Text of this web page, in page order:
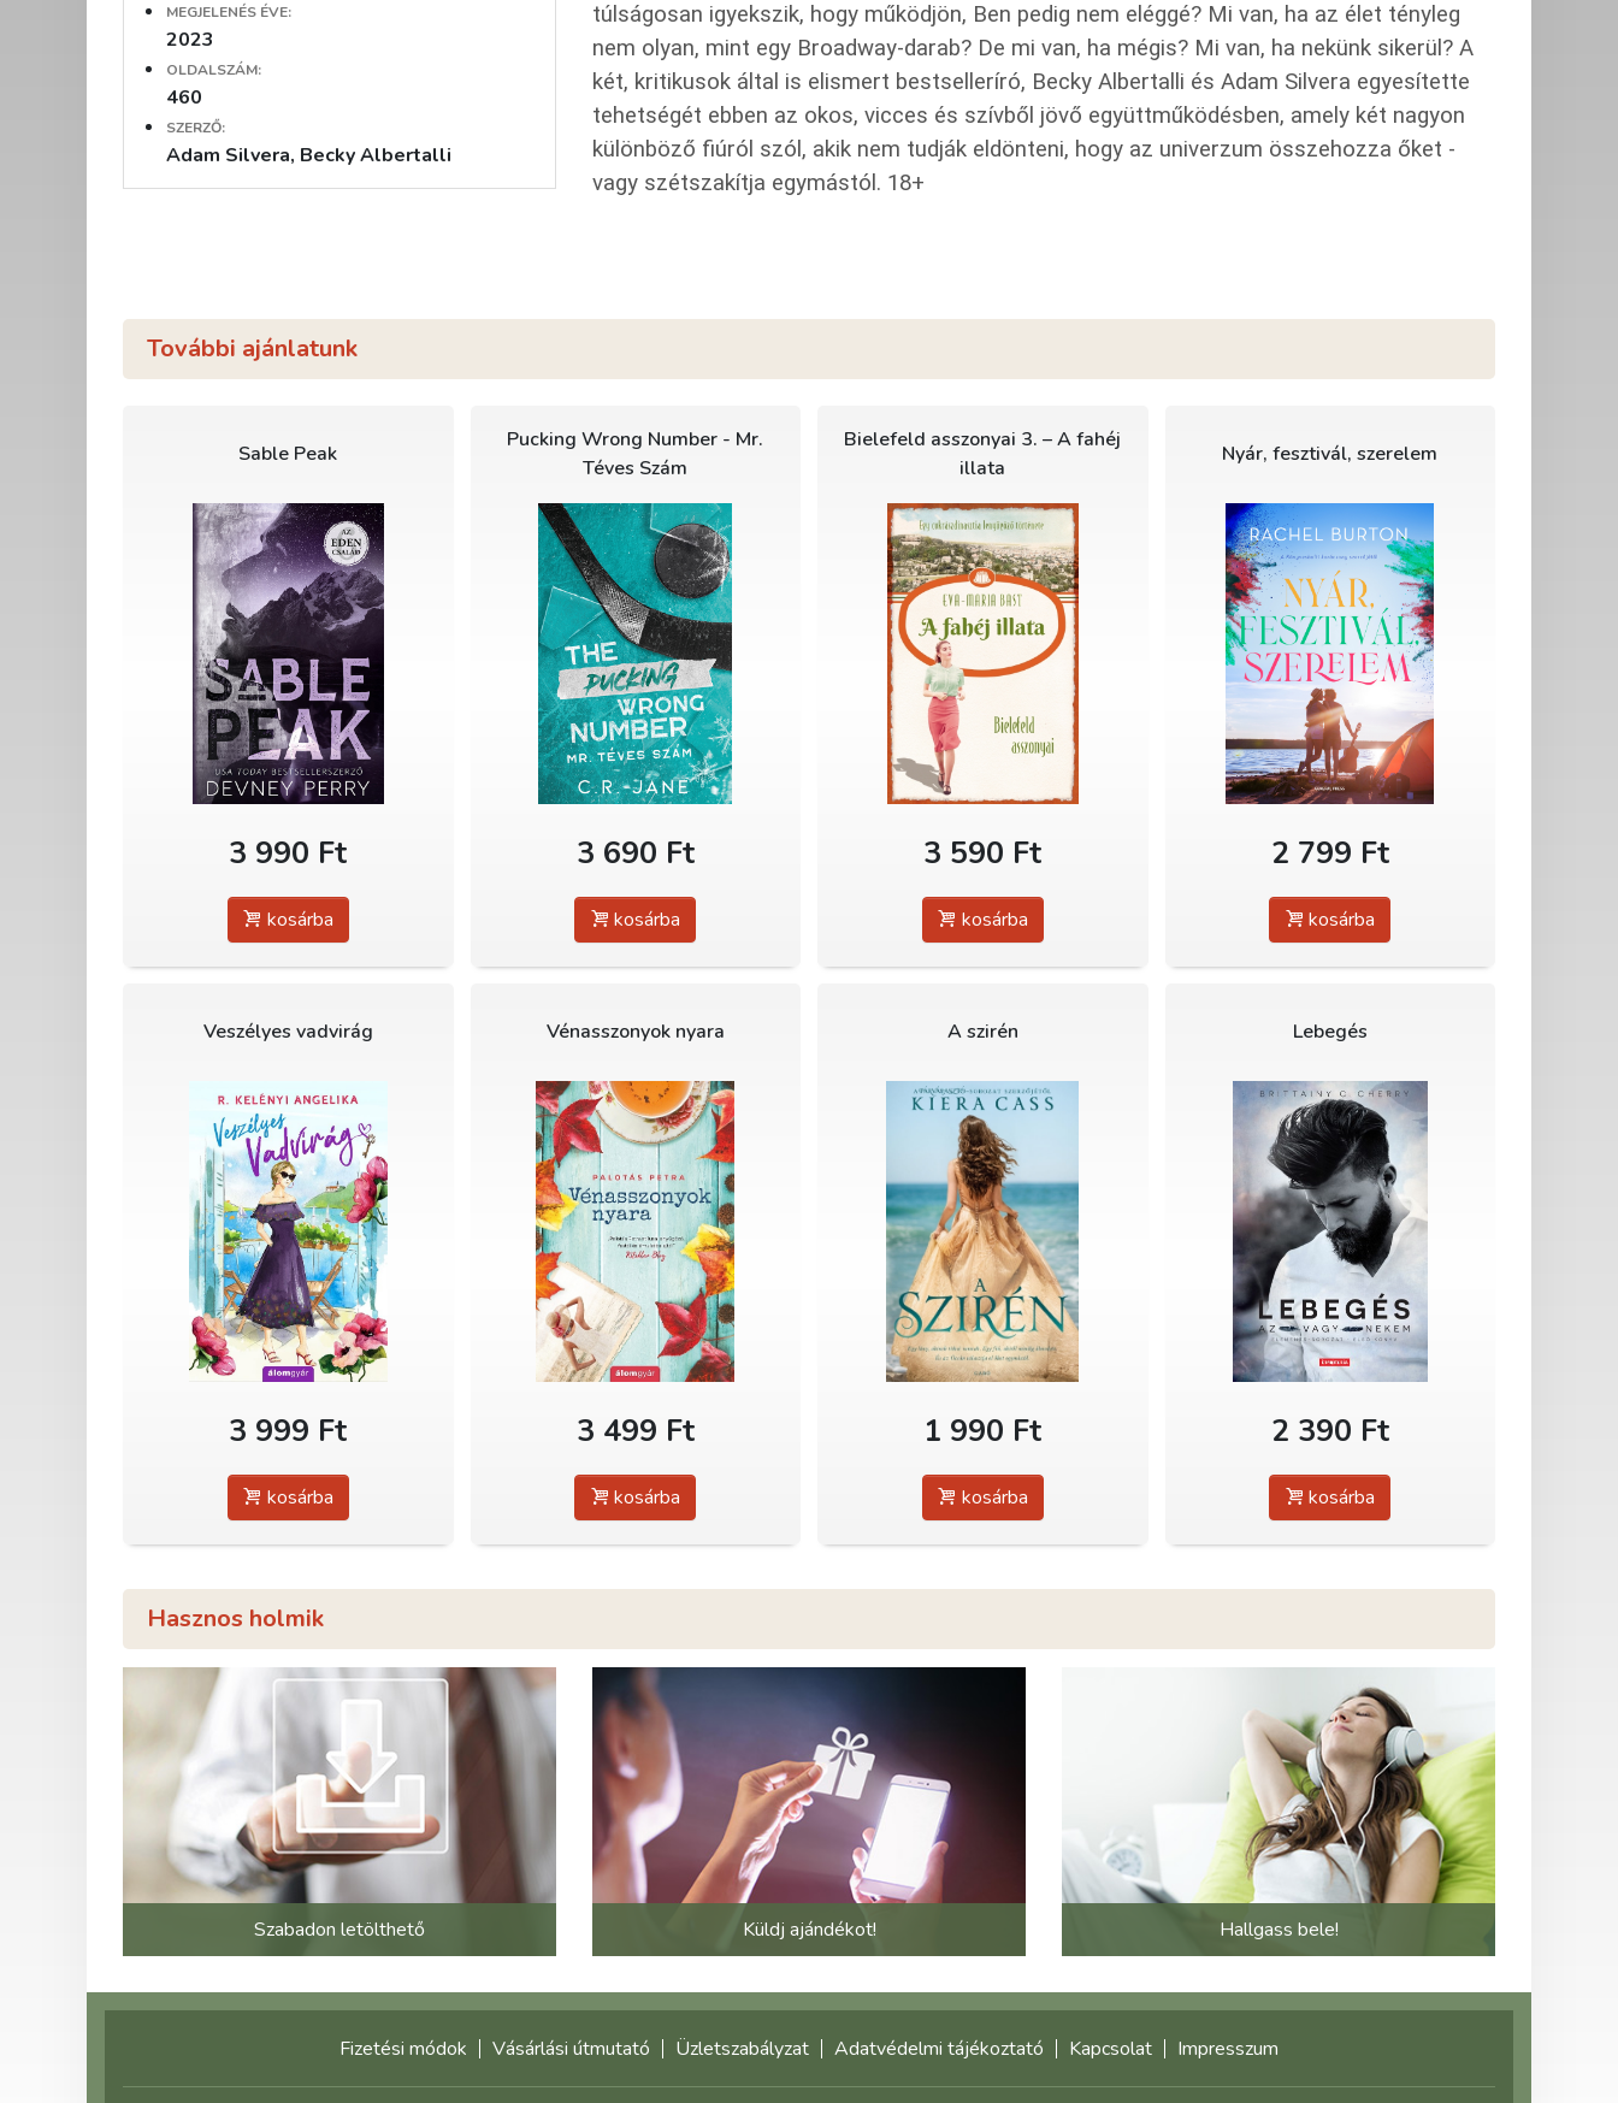
MEGJELENÉS ÉVE:
2023
OLDALSZÁM:
460
SZERZŐ:
Adam Silvera, Becky Albertalli
túlságosan igyekszik, hogy működjön, Ben pedig nem eléggé? Mi van, ha az élet tényleg
nem olyan, mint egy Broadway-darab? De mi van, ha mégis? Mi van, ha nekünk sikerül? A
két, kritikusok által is elismert bestselleríró, Becky Albertalli és Adam Silvera egyesítette
tehetségét ebben az okos, vicces és szívből jövő együttműködésben, amely két nagyon
különböző fiúról szól, akik nem tudják eldönteni, hogy az univerzum összehozza őket -
vagy szétszakítja egymástól. 18+
További ajánlatunk
Sable Peak
3 990 Ft
kosárba
Pucking Wrong Number - Mr.
Téves Szám
3 690 Ft
kosárba
Bielefeld asszonyai 3. – A fahéj
illata
3 590 Ft
kosárba
Nyár, fesztivál, szerelem
2 799 Ft
kosárba
Veszélyes vadvirág
3 999 Ft
kosárba
Vénasszonyok nyara
3 499 Ft
kosárba
A szirén
1 990 Ft
kosárba
Lebegés
2 390 Ft
kosárba
Hasznos holmik
Szabadon letölthető Küldj ajándékot! Hallgass bele!
Fizetési módok Vásárlási útmutató Üzletszabályzat Adatvédelmi tájékoztató Kapcsolat Impresszum